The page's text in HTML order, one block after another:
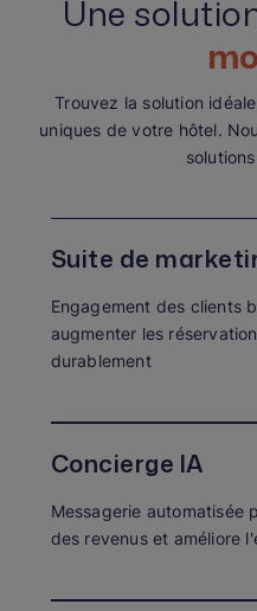
Une
Trouvez la solution
uniques de votre hôtel.
Suite de
Engagement des clients
augmenter les
durablement
Concierge IA
Messagerie automatisée
des revenus et améliore